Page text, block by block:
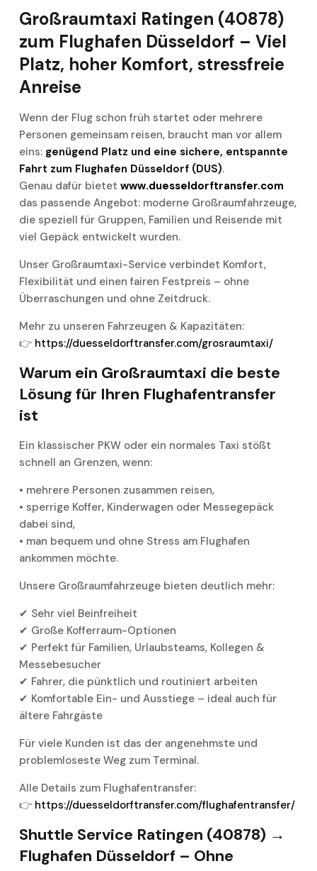
Großraumtaxi Ratingen (40878)
zum Flughafen Düsseldorf – Viel
Platz, hoher Komfort, stressfreie
Anreise
Wenn der Flug schon früh startet oder mehrere
Personen gemeinsam reisen, braucht man vor allem
eins: genügend Platz und eine sichere, entspannte
Fahrt zum Flughafen Düsseldorf (DUS).
Genau dafür bietet www.duesseldorftransfer.com
das passende Angebot: moderne Großraumfahrzeuge,
die speziell für Gruppen, Familien und Reisende mit
viel Gepäck entwickelt wurden.
Unser Großraumtaxi-Service verbindet Komfort,
Flexibilität und einen fairen Festpreis – ohne
Überraschungen und ohne Zeitdruck.
Mehr zu unseren Fahrzeugen & Kapazitäten:
👉 https://duesseldorftransfer.com/grosraumtaxi/
Warum ein Großraumtaxi die beste
Lösung für Ihren Flughafentransfer
ist
Ein klassischer PKW oder ein normales Taxi stößt
schnell an Grenzen, wenn:
• mehrere Personen zusammen reisen,
• sperrige Koffer, Kinderwagen oder Messegepäck
dabei sind,
• man bequem und ohne Stress am Flughafen
ankommen möchte.
Unsere Großraumfahrzeuge bieten deutlich mehr:
✔ Sehr viel Beinfreiheit
✔ Große Kofferraum-Optionen
✔ Perfekt für Familien, Urlaubsteams, Kollegen &
Messebesucher
✔ Fahrer, die pünktlich und routiniert arbeiten
✔ Komfortable Ein- und Ausstiege – ideal auch für
ältere Fahrgäste
Für viele Kunden ist das der angenehmste und
problemloseste Weg zum Terminal.
Alle Details zum Flughafentransfer:
👉 https://duesseldorftransfer.com/flughafentransfer/
Shuttle Service Ratingen (40878) →
Flughafen Düsseldorf – Ohne